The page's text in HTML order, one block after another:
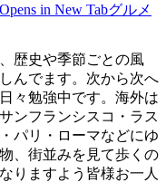
in New Tabグルメ
歴史や季節ごとの風
んでます。次から次へ
々勉強中です。海外は
ンフランシスコ・ラス
パリ・ローマなどにゆ
、街並みを見て歩くの
りますよう皆様お一人